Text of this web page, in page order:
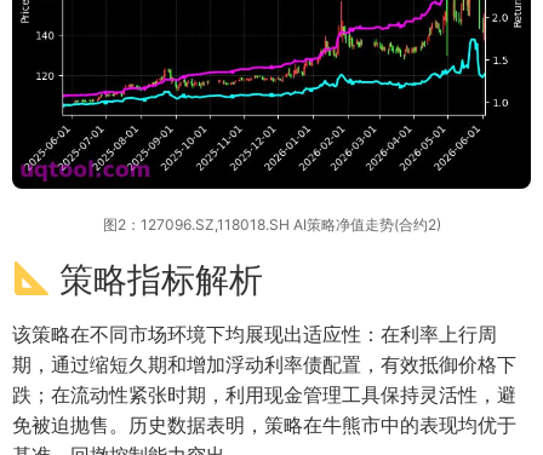
图2：127096.SZ,118018.SH AI策略净值走势(合约2)
策略指标解析
该策略在不同市场环境下均展现出适应性：在利率上行周
期，通过缩短久期和增加浮动利率债配置，有效抵御价格下
跌；在流动性紧张时期，利用现金管理工具保持灵活性，避
免被迫抛售。历史数据表明，策略在牛熊市中的表现均优于